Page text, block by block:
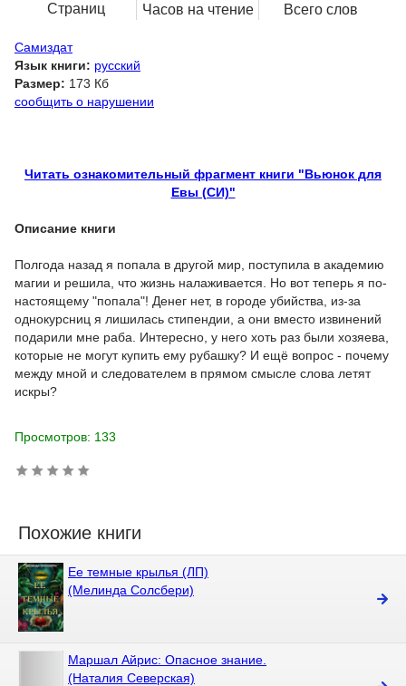
Страниц
Часов на чтение Всего слов
Самиздат
Язык книги: русский
Размер: 173 Кб
сообщить о нарушении
Читать ознакомительный фрагмент книги "Вьюнок для
Евы (СИ)"
Описание книги
Полгода назад я попала в другой мир, поступила в академию
магии и решила, что жизнь налаживается. Но вот теперь я по-
настоящему "попала"! Денег нет, в городе убийства, из-за
однокурсниц я лишилась стипендии, а они вместо извинений
подарили мне раба. Интересно, у него хоть раз были хозяева,
которые не могут купить ему рубашку? И ещё вопрос - почему
между мной и следователем в прямом смысле слова летят
искры?
Просмотров: 133
Похожие книги
Ее темные крылья (ЛП)
(Мелинда Солсбери)
Маршал Айрис: Опасное знание.
(Наталия Северская)